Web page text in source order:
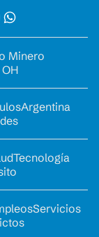
Minero
Argentina
Tecnología
Servicios